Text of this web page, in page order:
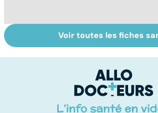
Tout savoir sur
nos excréments
Acidité,
mal
Voir toutes les fiches